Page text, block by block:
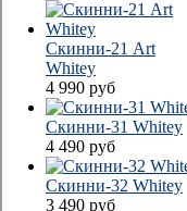
Скинни-21 Аrt
Whitey
4 990 руб
Скинни-31 Whitey
4 490 руб
Скинни-32 Whitey
3 490 руб